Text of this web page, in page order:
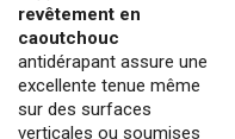
revêtement en
caoutchouc
antidérapant assure une
excellente tenue même
sur des surfaces
verticales ou soumises